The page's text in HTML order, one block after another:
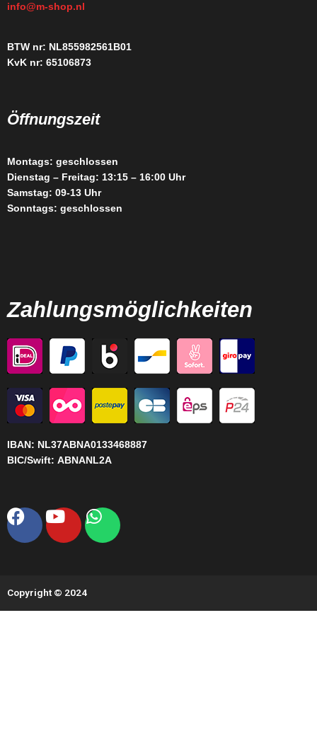
info@m-shop.nl
BTW nr: NL855982561B01
KvK nr: 65106873
Öffnungszeit
Montags: geschlossen
Dienstag – Freitag: 13:15 – 16:00 Uhr
Samstag: 09-13 Uhr
Sonntags: geschlossen
Zahlungsmöglichkeiten
IBAN: NL37ABNA0133468887
BIC/Swift: ABNANL2A
Facebook
YoutubeWhatsapp
Copyright © 2024